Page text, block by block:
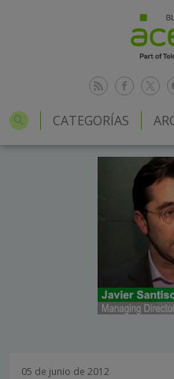
CATEGORÍAS
05 de junio de 2012